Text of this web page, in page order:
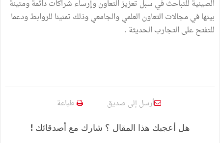
الصينية للتباحث في سبل تعزيز التعاون وإرساء شراكات دائمة ومتينة
بينها في مجالات التعاون العلمي والجامعي وذلك تمنينا للروابط ودعما
للتفتح على التجارب الحديثة .
أرسل إلى صديق طباعة
هل أعجبك هذا المقال ؟ شارك مع أصدقائك !